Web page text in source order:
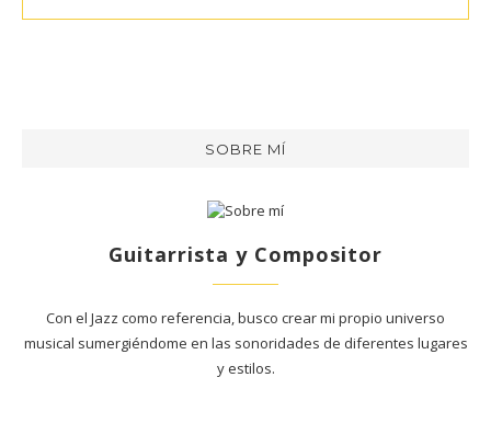
SOBRE MÍ
Guitarrista y Compositor
Con el Jazz como referencia, busco crear mi propio universo
musical sumergiéndome en las sonoridades de diferentes lugares
y estilos.